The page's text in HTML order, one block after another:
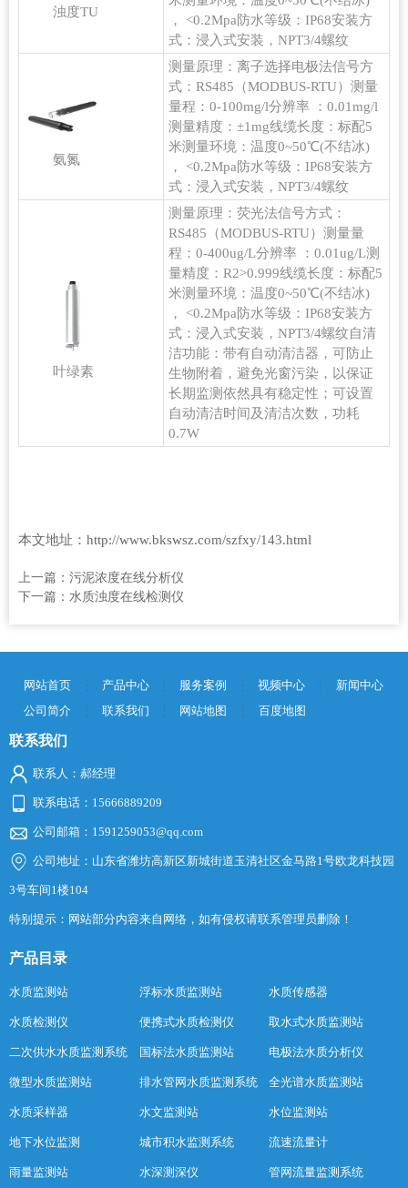
浊度TU
， <0.2Mpa防水等级：IP68安装方
式：浸入式安装，NPT3/4螺纹
氨氮
测量原理：离子选择电极法信号方
式：RS485（MODBUS-RTU）测量
量程：0-100mg/l分辨率 ：0.01mg/l
测量精度：±1mg线缆长度：标配5
米测量环境：温度0~50℃(不结冰)
， <0.2Mpa防水等级：IP68安装方
式：浸入式安装，NPT3/4螺纹
叶绿素
测量原理：荧光法信号方式：
RS485（MODBUS-RTU）测量量
程：0-400ug/L分辨率 ：0.01ug/L测
量精度：R2>0.999线缆长度：标配5
米测量环境：温度0~50℃(不结冰)
， <0.2Mpa防水等级：IP68安装方
式：浸入式安装，NPT3/4螺纹自清
洁功能：带有自动清洁器，可防止
生物附着，避免光窗污染，以保证
长期监测依然具有稳定性；可设置
自动清洁时间及清洁次数，功耗
0.7W
本文地址： http://www.bkswsz.com/szfxy/143.html
上一篇： 污泥浓度在线分析仪
下一篇： 水质浊度在线检测仪
网站首页 产品中心 服务案例 视频中心
新闻中心
公司简介
联系我们 网站地图 百度地图
联系我们
联系人：郝经理
联系电话：15666889209
公司邮箱：1591259053@qq.com
公司地址：山东省潍坊高新区新城街道玉清社区金马路1号欧龙科技园
3号车间1楼104
特别提示：网站部分内容来自网络，如有侵权请联系管理员删除！
产品目录
水质监测站 浮标水质监测站 水质传感器
水质检测仪 便携式水质检测仪 取水式水质监测站
二次供水水质监测系统 国标法水质监测站 电极法水质分析仪
微型水质监测站 排水管网水质监测系统 全光谱水质监测站
水质采样器 水文监测站 水位监测站
地下水位监测 城市积水监测系统 流速流量计
雨量监测站 水深测深仪 管网流量监测系统